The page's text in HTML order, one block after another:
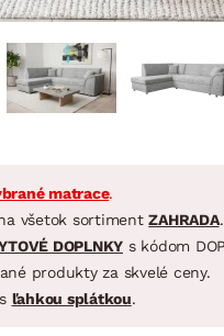
matrace.
na všetok sortimentZAHRADA.
DOPLNKY s kódom
produkty za skvelé ceny.
ľahkou splátkou.